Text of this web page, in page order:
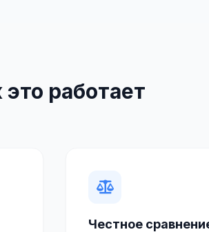
это работает
Честное